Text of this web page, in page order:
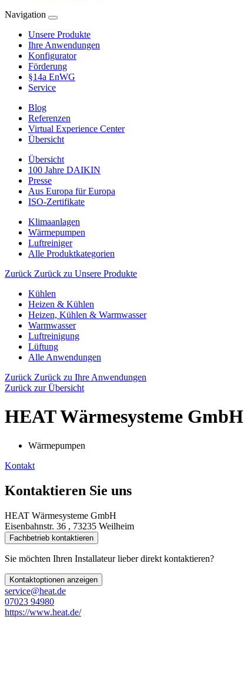
Navigation
Unsere Produkte
Ihre Anwendungen
Konfigurator
Förderung
§14a EnWG
Service
Blog
Referenzen
Virtual Experience Center
Übersicht
Übersicht
100 Jahre DAIKIN
Presse
Aus Europa für Europa
ISO-Zertifikate
Klimaanlagen
Wärmepumpen
Luftreiniger
Alle Produktkategorien
Zurück Zurück zu Unsere Produkte
Kühlen
Heizen & Kühlen
Heizen, Kühlen & Warmwasser
Warmwasser
Luftreinigung
Lüftung
Alle Anwendungen
Zurück Zurück zu Ihre Anwendungen
Zurück zur Übersicht
HEAT Wärmesysteme GmbH
Wärmepumpen
Kontakt
Kontaktieren Sie uns
HEAT Wärmesysteme GmbH
Eisenbahnstr. 36 , 73235 Weilheim
Fachbetrieb kontaktieren
Sie möchten Ihren Installateur lieber direkt kontaktieren?
Kontaktoptionen anzeigen
service@heat.de
07023 94980
https://www.heat.de/